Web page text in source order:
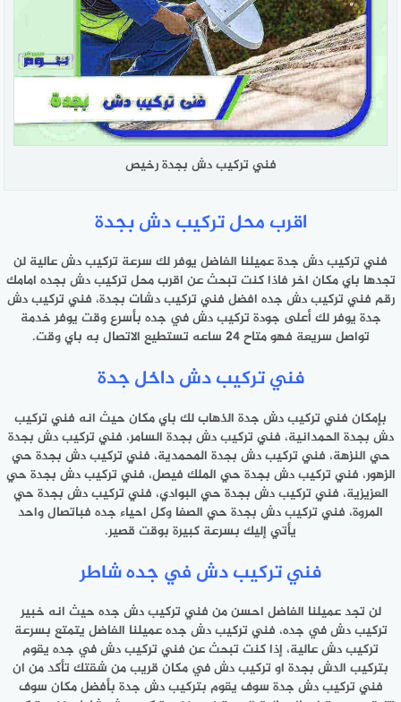
فني تركيب دش بجدة رخيص
اقرب محل تركيب دش بجدة
فني تركيب دش جدة عميلنا الفاضل يوفر لك سرعة تركيب دش عالية لن
تجدها باي مكان اخر فاذا كنت تبحث عن اقرب محل تركيب دش بجده امامك
رقم فني تركيب دش جده افضل فني تركيب دشات بجدة، فني تركيب دش
جدة يوفر لك أعلى جودة تركيب دش في جده بأسرع وقت يوفر خدمة
تواصل سريعة فهو متاح 24 ساعه تستطيع الاتصال به باي وقت.
فني تركيب دش داخل جدة
بإمكان فني تركيب دش جدة الذهاب لك باي مكان حيث انه فني تركيب
دش بجدة الحمدانية، فني تركيب دش بجدة السامر، فني تركيب دش بجدة
حي النزهة، فني تركيب دش بجدة المحمدية، فني تركيب دش بجدة حي
الزهور، فني تركيب دش بجدة حي الملك فيصل، فني تركيب دش بجدة حي
العزيزية، فني تركيب دش بجدة حي البوادي، فني تركيب دش بجدة حي
المروة، فني تركيب دش بجدة حي الصفا وكل احياء جده فباتصال واحد
يأتي إليك بسرعة كبيرة بوقت قصير.
فني تركيب دش في جده شاطر
لن تجد عميلنا الفاضل احسن من فني تركيب دش جده حيث انه خبير
تركيب دش في جده، فني تركيب دش جده عميلنا الفاضل يتمتع بسرعة
تركيب دش عالية، إذا كنت تبحث عن فني تركيب دش في جده يقوم
بتركيب الدش بجدة او تركيب دش في مكان قريب من شقتك تأكد من ان
فني تركيب دش جدة سوف يقوم بتركيب دش جدة بأفضل مكان سوف